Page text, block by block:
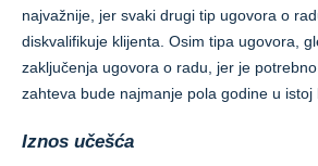
najvažnije, jer svaki drugi tip ugovora o
diskvalifikuje klijenta. Osim tipa ugovora,
zaključenja ugovora o radu, jer je
zahteva bude najmanje pola godine u istoj
Iznos učešća